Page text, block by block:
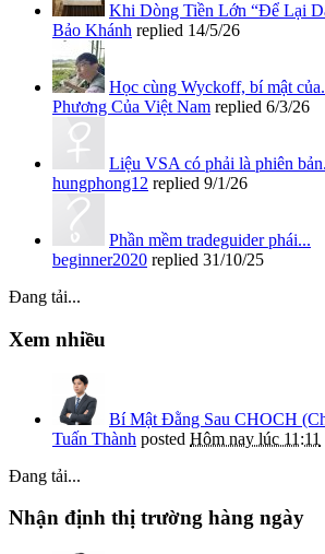
Khi Dòng Tiền Lớn “Để Lại
Bảo Khánh replied 14/5/26
Học cùng Wyckoff, bí mật
Phương Của Việt Nam replied 6/3/26
Liệu VSA có phải là phiên
hungphong12 replied 9/1/26
Phần mềm tradeguider phái...
beginner2020 replied 31/10/25
Đang tải...
Xem nhiều
Bí Mật Đằng Sau CHOCH
Tuấn Thành posted Hôm nay lúc 11:11
Đang tải...
Nhận định thị trường hàng ngày